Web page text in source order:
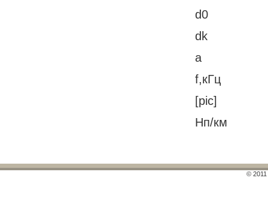
d0
dk
а
f,кГц
[pic]
Нп/км
©